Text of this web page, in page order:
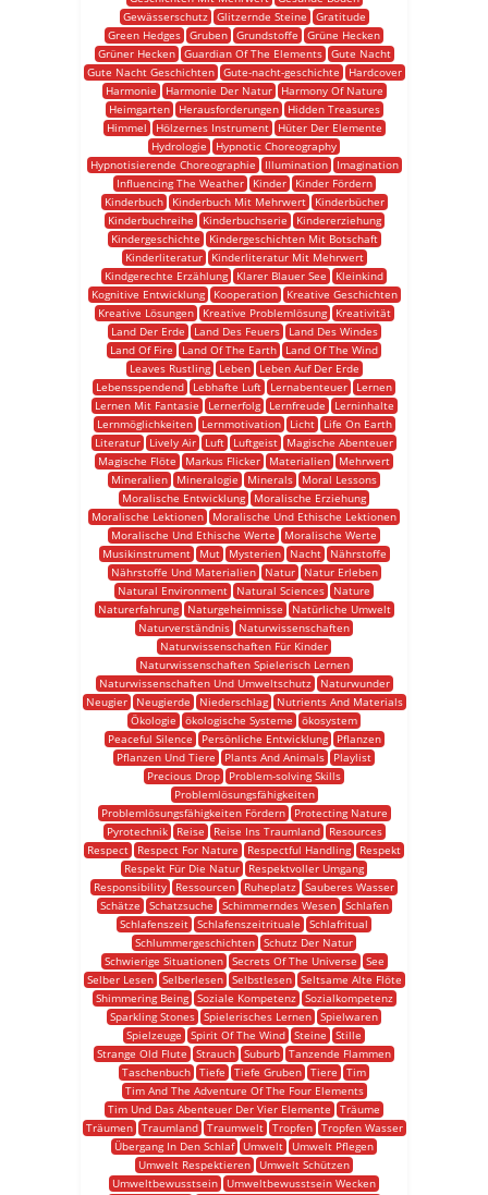
Gewässerschutz
Glitzernde Steine
Gratitude
Green Hedges Gruben Grundstoffe
Grüne Hecken
Grüner Hecken
Guardian Of The Elements
Gute Nacht
Gute Nacht Geschichten
Gute-nacht-geschichte
Hardcover
Harmonie
Harmonie Der Natur
Harmony Of Nature
Heimgarten
Herausforderungen
Hidden Treasures
Himmel
Hölzernes Instrument
Hüter Der Elemente
Hydrologie
Hypnotic Choreography
Hypnotisierende Choreographie
Illumination
Imagination
Influencing The Weather
Kinder
Kinder Fördern
Kinderbuch
Kinderbuch Mit Mehrwert
Kinderbücher
Kinderbuchreihe
Kinderbuchserie
Kindererziehung
Kindergeschichte
Kindergeschichten Mit Botschaft
Kinderliteratur
Kinderliteratur Mit Mehrwert
Kindgerechte Erzählung
Klarer Blauer See
Kleinkind
Kognitive Entwicklung
Kooperation
Kreative Geschichten
Kreative Lösungen
Kreative Problemlösung
Kreativität
Land Der Erde
Land Des Feuers
Land Des Windes
Land Of Fire
Land Of The Earth
Land Of The Wind
Leaves Rustling
Leben
Leben Auf Der Erde
Lebensspendend
Lebhafte Luft Lernabenteuer
Lernen
Lernen Mit Fantasie
Lernerfolg Lernfreude
Lerninhalte
Lernmöglichkeiten
Lernmotivation Licht
Life On Earth
Literatur
Lively Air Luft Luftgeist
Magische Abenteuer
Magische Flöte
Markus Flicker Materialien
Mehrwert
Mineralien
Mineralogie Minerals
Moral Lessons
Moralische Entwicklung
Moralische Erziehung
Moralische Lektionen
Moralische Und Ethische Lektionen
Moralische Und Ethische Werte
Moralische Werte
Musikinstrument
Mut Mysterien Nacht
Nährstoffe
Nährstoffe Und Materialien
Natur
Natur Erleben
Natural Environment
Natural Sciences
Nature
Naturerfahrung
Naturgeheimnisse
Natürliche Umwelt
Naturverständnis
Naturwissenschaften
Naturwissenschaften Für Kinder
Naturwissenschaften Spielerisch Lernen
Naturwissenschaften Und Umweltschutz
Naturwunder
Neugier
Neugierde Niederschlag
Nutrients And Materials
Ökologie
ökologische Systeme
ökosystem
Peaceful Silence
Persönliche Entwicklung
Pflanzen
Pflanzen Und Tiere
Plants And Animals
Playlist
Precious Drop
Problem-solving Skills
Problemlösungsfähigkeiten
Problemlösungsfähigkeiten Fördern
Protecting Nature
Pyrotechnik
Reise Reise Ins Traumland
Resources
Respect
Respect For Nature Respectful Handling
Respekt
Respekt Für Die Natur
Respektvoller Umgang
Responsibility
Ressourcen Ruheplatz Sauberes Wasser
Schätze
Schatzsuche Schimmerndes Wesen
Schlafen
Schlafenszeit Schlafenszeitrituale
Schlafritual
Schlummergeschichten Schutz Der Natur
Schwierige Situationen
Secrets Of The Universe
See
Selber Lesen
Selberlesen Selbstlesen
Seltsame Alte Flöte
Shimmering Being
Soziale Kompetenz
Sozialkompetenz
Sparkling Stones Spielerisches Lernen Spielwaren
Spielzeuge
Spirit Of The Wind Steine
Stille
Strange Old Flute
Strauch Suburb Tanzende Flammen
Taschenbuch Tiefe Tiefe Gruben Tiere
Tim
Tim And The Adventure Of The Four Elements
Tim Und Das Abenteuer Der Vier Elemente
Träume
Träumen
Traumland Traumwelt Tropfen
Tropfen Wasser
Übergang In Den Schlaf
Umwelt
Umwelt Pflegen
Umwelt Respektieren
Umwelt Schützen
Umweltbewusstsein
Umweltbewusstsein Wecken